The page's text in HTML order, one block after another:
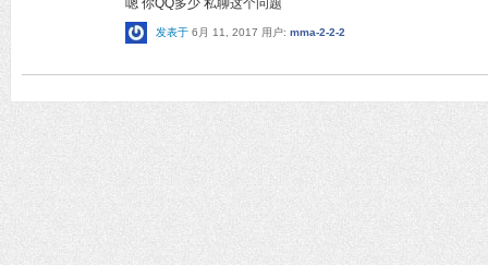
嗯 你QQ多少 私聊这个问题
发表于 6月 11, 2017 用户: mma-2-2-2